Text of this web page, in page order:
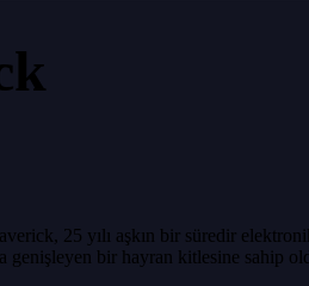
25 yılı aşkın bir süredir
genişleyen bir hayran kitlesine sahip